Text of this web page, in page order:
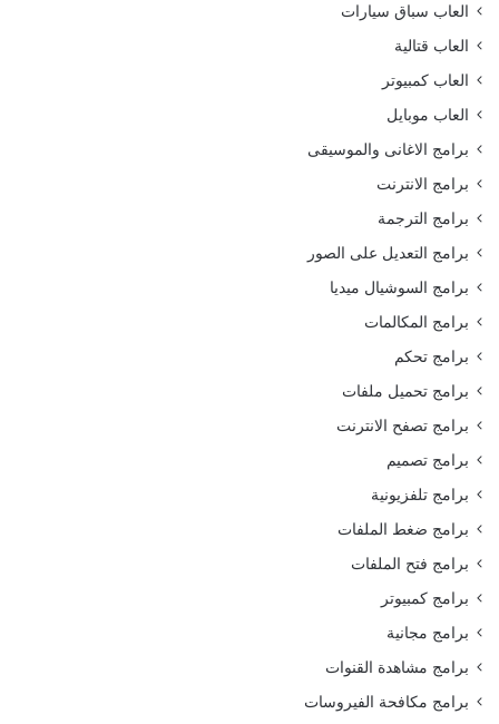
العاب سباق سيارات
العاب قتالية
العاب كمبيوتر
العاب موبايل
برامج الاغانى والموسيقى
برامج الانترنت
برامج الترجمة
برامج التعديل على الصور
برامج السوشيال ميديا
برامج المكالمات
برامج تحكم
برامج تحميل ملفات
برامج تصفح الانترنت
برامج تصميم
برامج تلفزيونية
برامج ضغط الملفات
برامج فتح الملفات
برامج كمبيوتر
برامج مجانية
برامج مشاهدة القنوات
برامج مكافحة الفيروسات